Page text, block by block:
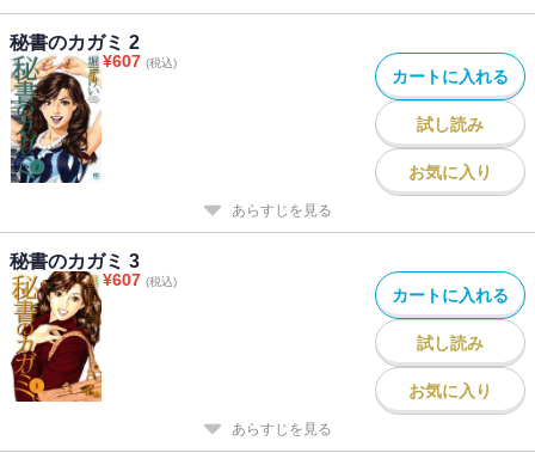
秘書のカガミ 2
¥607 (税込)
カートに入れる
試し読み
お気に入り
あらすじを見る
秘書のカガミ 3
¥607 (税込)
カートに入れる
試し読み
お気に入り
あらすじを見る